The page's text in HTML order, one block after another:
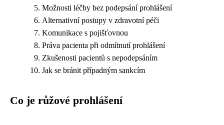
Možnosti léčby bez podepsání prohlášení
Alternativní postupy v zdravotní péči
Komunikace s pojišťovnou
Práva pacienta při odmítnutí prohlášení
Zkušenosti pacientů s nepodepsáním
Jak se bránit případným sankcím
Co je růžové prohlášení